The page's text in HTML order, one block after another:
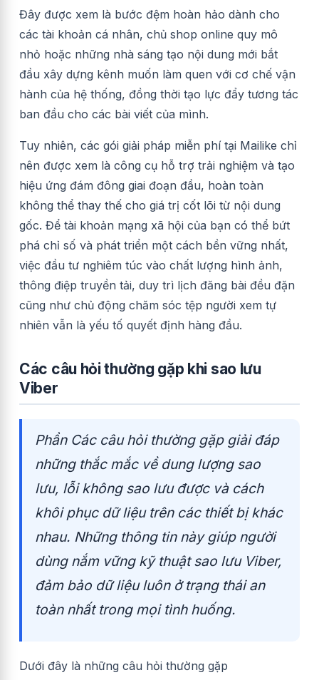
Đây được xem là bước đệm hoàn hảo dành cho
các tài khoản cá nhân, chủ shop online quy mô
nhỏ hoặc những nhà sáng tạo nội dung mới bắt
đầu xây dựng kênh muốn làm quen với cơ chế vận
hành của hệ thống, đồng thời tạo lực đẩy tương tác
ban đầu cho các bài viết của mình.
Tuy nhiên, các gói giải pháp miễn phí tại Mailike chỉ
nên được xem là công cụ hỗ trợ trải nghiệm và tạo
hiệu ứng đám đông giai đoạn đầu, hoàn toàn
không thể thay thế cho giá trị cốt lõi từ nội dung
gốc. Để tài khoản mạng xã hội của bạn có thể bứt
phá chỉ số và phát triển một cách bền vững nhất,
việc đầu tư nghiêm túc vào chất lượng hình ảnh,
thông điệp truyền tải, duy trì lịch đăng bài đều đặn
cũng như chủ động chăm sóc tệp người xem tự
nhiên vẫn là yếu tố quyết định hàng đầu.
Các câu hỏi thường gặp khi sao lưu
Viber
Phần Các câu hỏi thường gặp giải đáp
những thắc mắc về dung lượng sao
lưu, lỗi không sao lưu được và cách
khôi phục dữ liệu trên các thiết bị khác
nhau. Những thông tin này giúp người
dùng nắm vững kỹ thuật sao lưu Viber,
đảm bảo dữ liệu luôn ở trạng thái an
toàn nhất trong mọi tình huống.
Dưới đây là những câu hỏi thường gặp